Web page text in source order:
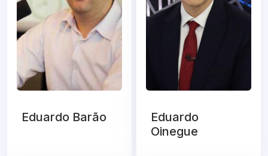
Eduardo Barão
Eduardo
Oinegue